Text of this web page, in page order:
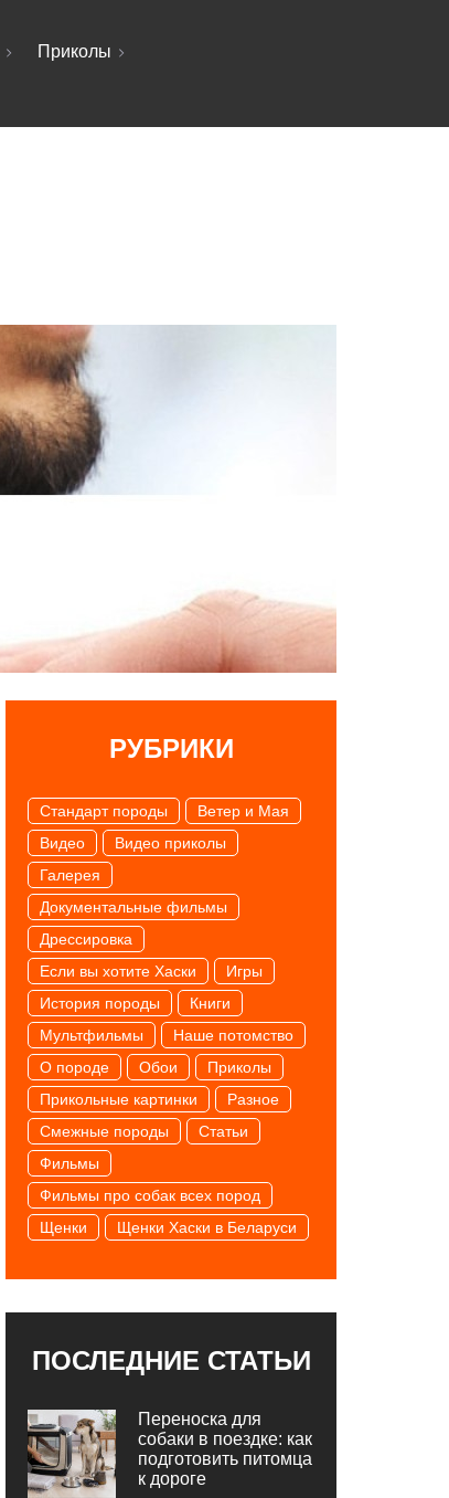
Приколы
РУБРИКИ
Cтандарт породы
Ветер и Мая
Видео
Видео приколы
Галерея
Документальные фильмы
Дрессировка
Если вы хотите Хаски
Игры
История породы
Книги
Мультфильмы
Наше потомство
О породе
Обои
Приколы
Прикольные картинки
Разное
Смежные породы
Статьи
Фильмы
Фильмы про собак всех пород
Щенки
Щенки Хаски в Беларуси
ПОСЛЕДНИЕ СТАТЬИ
Переноска для
собаки в поездке: как
подготовить питомца
к дороге